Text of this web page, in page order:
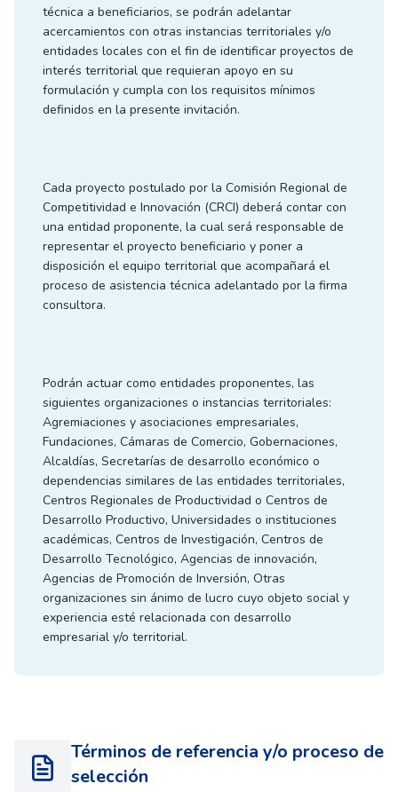
técnica a beneficiarios, se podrán adelantar
acercamientos con otras instancias territoriales y/o
entidades locales con el fin de identificar proyectos de
interés territorial que requieran apoyo en su
formulación y cumpla con los requisitos mínimos
definidos en la presente invitación.
Cada proyecto postulado por la Comisión Regional de
Competitividad e Innovación (CRCI) deberá contar con
una entidad proponente, la cual será responsable de
representar el proyecto beneficiario y poner a
disposición el equipo territorial que acompañará el
proceso de asistencia técnica adelantado por la firma
consultora.
Podrán actuar como entidades proponentes, las
siguientes organizaciones o instancias territoriales:
Agremiaciones y asociaciones empresariales,
Fundaciones, Cámaras de Comercio, Gobernaciones,
Alcaldías, Secretarías de desarrollo económico o
dependencias similares de las entidades territoriales,
Centros Regionales de Productividad o Centros de
Desarrollo Productivo, Universidades o instituciones
académicas, Centros de Investigación, Centros de
Desarrollo Tecnológico, Agencias de innovación,
Agencias de Promoción de Inversión, Otras
organizaciones sin ánimo de lucro cuyo objeto social y
experiencia esté relacionada con desarrollo
empresarial y/o territorial.
Términos de referencia y/o proceso de
selección